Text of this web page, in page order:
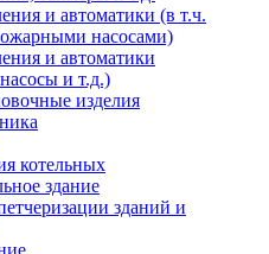
и автоматики (в т.ч.
насосами)
и автоматики
и т.д.)
изделия
котельных
здание
зданий и